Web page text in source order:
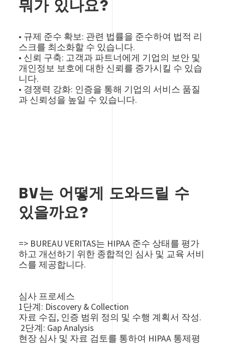
뭐가 있나요?
• 규제 준수 확보: 관련 법률을 준수하여 법적 리
스크를 최소화할 수 있습니다.
• 신뢰 구축: 고객과 파트너에게 기업의 보안 및
개인정보 보호에 대한 신뢰를 증가시킬 수 있습
니다.
• 경쟁력 강화: 인증을 통해 기업의 서비스 품질
과 신뢰성을 높일 수 있습니다.
BV는 어떻게 도와드릴 수
있을까요?
=> BUREAU VERITAS는 HIPAA 준수 상태를 평가
하고 개선하기 위한 종합적인 심사 및 교육 서비
스를 제공합니다.
심사 프로세스
1단계: Discovery & Collection
자료 수집, 인증 범위 정의 및 수행 계획서 작성.
2단계: Gap Analysis
현장 심사 및 자료 검토를 통하여 HIPAA 통제평